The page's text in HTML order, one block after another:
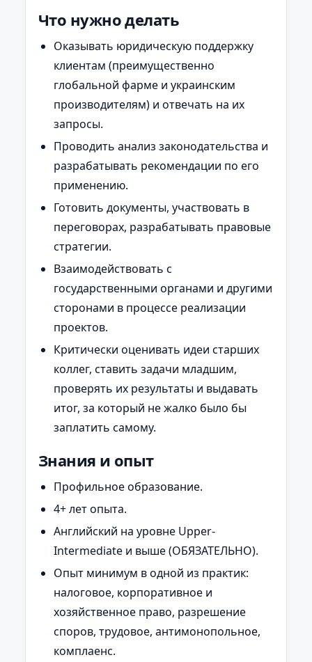
Что нужно делать
Оказывать юридическую поддержку
клиентам (преимущественно
глобальной фарме и украинским
производителям) и отвечать на их
запросы.
Проводить анализ законодательства и
разрабатывать рекомендации по его
применению.
Готовить документы, участвовать в
переговорах, разрабатывать правовые
стратегии.
Взаимодействовать с
государственными органами и другими
сторонами в процессе реализации
проектов.
Критически оценивать идеи старших
коллег, ставить задачи младшим,
проверять их результаты и выдавать
итог, за который не жалко было бы
заплатить самому.
Знания и опыт
Профильное образование.
4+ лет опыта.
Английский на уровне Upper-
Intermediate и выше (ОБЯЗАТЕЛЬНО).
Опыт минимум в одной из практик:
налоговое, корпоративное и
хозяйственное право, разрешение
споров, трудовое, антимонопольное,
комплаенс.